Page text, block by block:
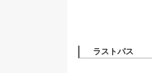
ラストパス